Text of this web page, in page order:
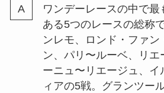
ワンデーレースの中で最
ある5つのレースの総称
ンレモ、ロンド・ファン
ン、パリ〜ルーベ、リエ
ーニュ〜リエージュ、イ
ィアの5戦。グランツー